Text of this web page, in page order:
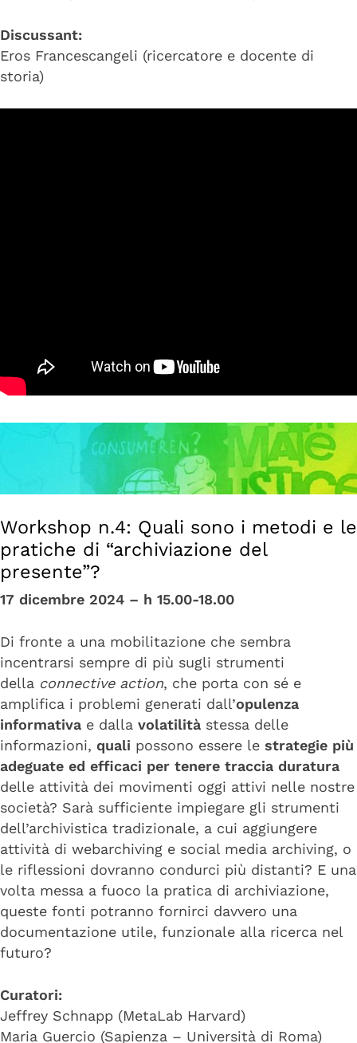
Discussant:
Eros Francescangeli (ricercatore e docente di
storia)
Workshop n.4: Quali sono i metodi e le
pratiche di “archiviazione del
presente”?
17 dicembre 2024 – h 15.00-18.00
Di fronte a una mobilitazione che sembra
incentrarsi sempre di più sugli strumenti
della connective action, che porta con sé e
amplifica i problemi generati dall’opulenza
informativa e dalla volatilità stessa delle
informazioni, quali possono essere le strategie più
adeguate ed efficaci per tenere traccia duratura
delle attività dei movimenti oggi attivi nelle nostre
società? Sarà sufficiente impiegare gli strumenti
dell’archivistica tradizionale, a cui aggiungere
attività di webarchiving e social media archiving, o
le riflessioni dovranno condurci più distanti? E una
volta messa a fuoco la pratica di archiviazione,
queste fonti potranno fornirci davvero una
documentazione utile, funzionale alla ricerca nel
futuro?
Curatori:
Jeffrey Schnapp (MetaLab Harvard)
Maria Guercio (Sapienza – Università di Roma)